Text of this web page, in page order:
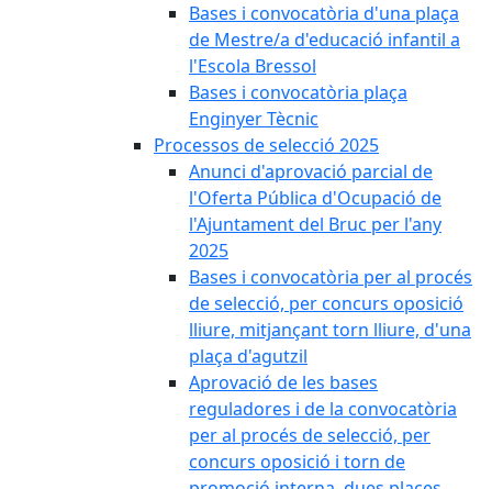
Bases i convocatòria d'una plaça
de Mestre/a d'educació infantil a
l'Escola Bressol
Bases i convocatòria plaça
Enginyer Tècnic
Processos de selecció 2025
Anunci d'aprovació parcial de
l'Oferta Pública d'Ocupació de
l'Ajuntament del Bruc per l'any
2025
Bases i convocatòria per al procés
de selecció, per concurs oposició
lliure, mitjançant torn lliure, d'una
plaça d'agutzil
Aprovació de les bases
reguladores i de la convocatòria
per al procés de selecció, per
concurs oposició i torn de